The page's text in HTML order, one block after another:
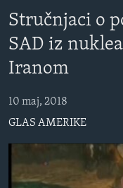
glavnu
Idi
VIJESTI
SJEDINJENE
SVIJET
NAUKA I
KORUPCIJA
SLOBODA MEDIJA
ŽENSKA STRANA
IZBJEGLIČKA STRANA
Stručnjaci o
SAD iz
Iranom
10 maj, 2018
GLAS AMERIKE